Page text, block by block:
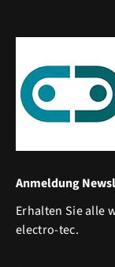
Anmeldung
Erhalten Sie alle
electro-tec.